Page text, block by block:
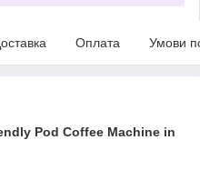
Оплата Умови
Pod Coffee Machine in